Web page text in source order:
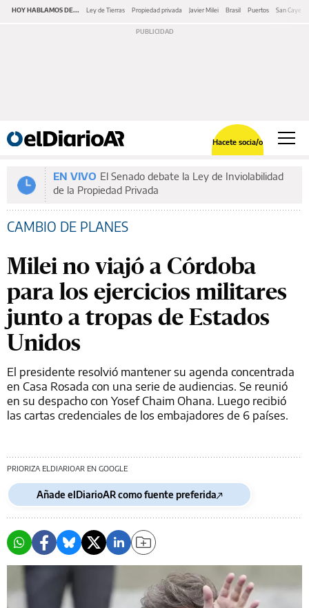
HOY HABLAMOS DE... Ley de Tierras Propiedad privada Javier Milei Brasil Puertos San
Hacete socia/o
EN VIVO El Senado debate la Ley de Inviolabilidad
de la Propiedad Privada
CAMBIO DE PLANES
Milei no viajó a Córdoba
para los ejercicios militares
junto a tropas de Estados
Unidos
El presidente resolvió mantener su agenda concentrada
en Casa Rosada con una serie de audiencias. Se reunió
en su despacho con Yosef Chaim Ohana. Luego recibió
las cartas credenciales de los embajadores de 6 países.
PRIORIZA ELDIARIOAR EN GOOGLE
Añade elDiarioAR como fuente preferida